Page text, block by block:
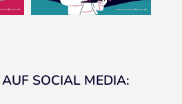
SOCIAL MEDIA: